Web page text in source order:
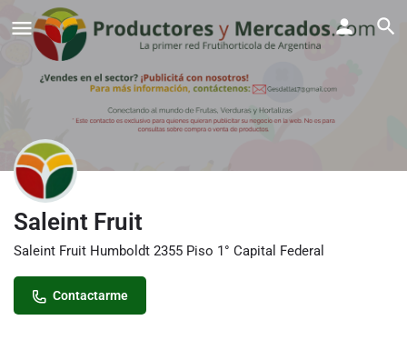
Saleint Fruit
Saleint Fruit Humboldt 2355 Piso 1° Capital Federal
Contactarme